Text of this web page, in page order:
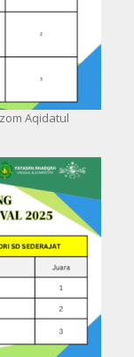
Aqidatul